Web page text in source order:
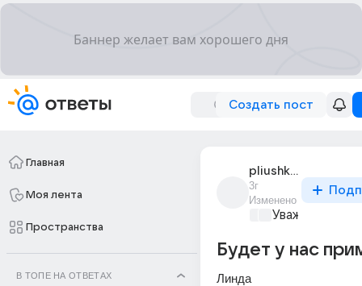
Создать пост
Главная
Моя лента
Пространства
В ТОПЕ НА ОТВЕТАХ
pliushkina_7
3г
Изменено
Уважаемый
Будет у нас
Линда